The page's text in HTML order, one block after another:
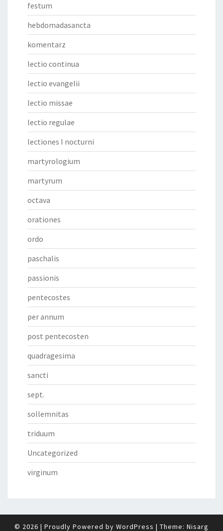
festum
hebdomadasancta
komentarz
lectio continua
lectio evangelii
lectio missae
lectio regulae
lectiones I nocturni
martyrologium
martyrum
octava
orationes
ordo
paschalis
passionis
pentecostes
per annum
post pentecosten
quadragesima
sancti
sept.
sollemnitas
triduum
Uncategorized
virginum
© 2026 | Proudly Powered by WordPress | Theme: Nisarg